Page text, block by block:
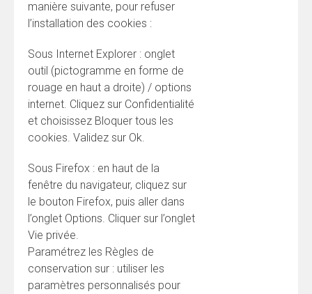
manière suivante, pour refuser
l’installation des cookies :
Sous Internet Explorer : onglet
outil (pictogramme en forme de
rouage en haut a droite) / options
internet. Cliquez sur Confidentialité
et choisissez Bloquer tous les
cookies. Validez sur Ok.
Sous Firefox : en haut de la
fenêtre du navigateur, cliquez sur
le bouton Firefox, puis aller dans
l’onglet Options. Cliquer sur l’onglet
Vie privée.
Paramétrez les Règles de
conservation sur : utiliser les
paramètres personnalisés pour